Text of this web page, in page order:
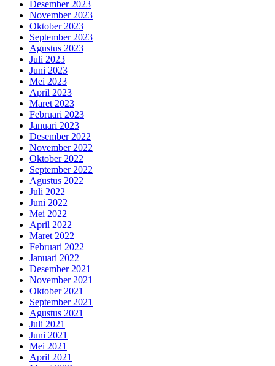
Desember 2023
November 2023
Oktober 2023
September 2023
Agustus 2023
Juli 2023
Juni 2023
Mei 2023
April 2023
Maret 2023
Februari 2023
Januari 2023
Desember 2022
November 2022
Oktober 2022
September 2022
Agustus 2022
Juli 2022
Juni 2022
Mei 2022
April 2022
Maret 2022
Februari 2022
Januari 2022
Desember 2021
November 2021
Oktober 2021
September 2021
Agustus 2021
Juli 2021
Juni 2021
Mei 2021
April 2021